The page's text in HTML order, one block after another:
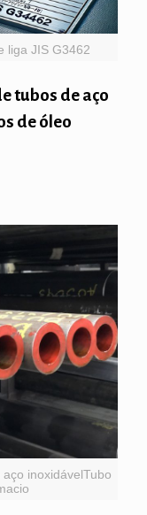
liga JIS G3462
tubos de aço
de óleo
inoxidávelTubo